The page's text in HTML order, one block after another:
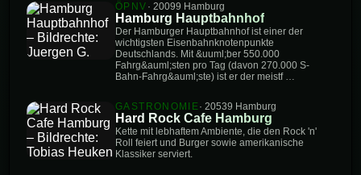
ÖPNV · 20099 Hamburg
Hamburg Hauptbahnhof
Der Hamburger Hauptbahnhof ist einer der
wichtigsten Eisenbahnknotenpunkte
Deutschlands. Mit &uuml;ber 550.000
Fahrg&auml;sten pro Tag (davon 270.000 S-
Bahn-Fahrg&auml;ste) ist er der meistf …
GASTRONOMIE · 20539 Hamburg
Hard Rock Cafe Hamburg
Kette mit lebhaftem Ambiente, die den Rock 'n'
Roll feiert und Burger sowie amerikanische
Klassiker serviert.